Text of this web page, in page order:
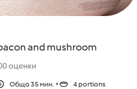
and mushroom
оценки
Общо 35 мин. 4 portions